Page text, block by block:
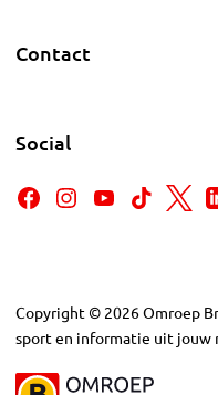
Contact
Social
Copyright © 2026Omroep
sport en informatie uit jouw